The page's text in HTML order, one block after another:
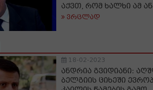
აქვთ, რომ ხალხი ამ
ვრცლად
18-02-2023
ანდრია გვიდიანი:
ბელგიის ციხეში